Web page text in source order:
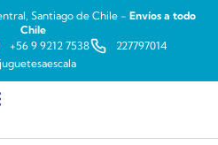
Santiago de Chile - Envíos a todo
Chile
+56 9 9212 7538
227797014